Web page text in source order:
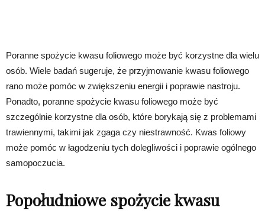
Poranne spożycie kwasu foliowego może być korzystne dla wielu
osób. Wiele badań sugeruje, że przyjmowanie kwasu foliowego
rano może pomóc w zwiększeniu energii i poprawie nastroju.
Ponadto, poranne spożycie kwasu foliowego może być
szczególnie korzystne dla osób, które borykają się z problemami
trawiennymi, takimi jak zgaga czy niestrawność. Kwas foliowy
może pomóc w łagodzeniu tych dolegliwości i poprawie ogólnego
samopoczucia.
Popołudniowe spożycie kwasu